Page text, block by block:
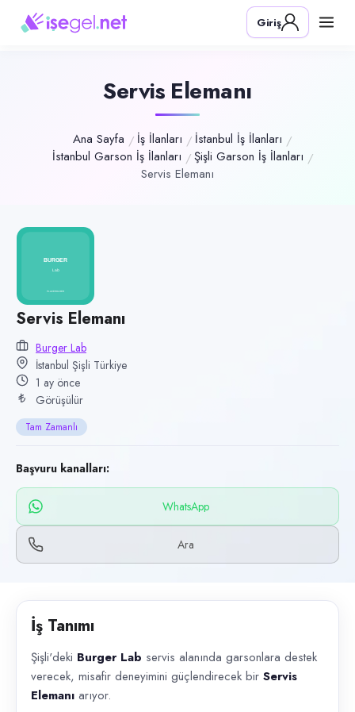
Pozisyon
Servis Elemanı
Yiyecek & İçecek (Restoran/Cafe)
Tam Zamanlı · Ofis
Yayın tarihi
19 Haziran 2026
Son geçerlilik
17 Eylül 2026
Başvuru kanalları
WhatsApp, Telefon
İlan açıklaması
Giriş
Servis Elemanı
Ana Sayfa İş İlanları
İstanbul İş İlanları
İstanbul Garson İş İlanları
Şişli Garson İş İlanları
Servis Elemanı
Servis Elemanı
Burger Lab
İstanbul Şişli Türkiye
1 ay önce
Görüşülür
Tam Zamanlı
Başvuru kanalları:
WhatsApp
Ara
İş Tanımı
Şişli'deki Burger Lab servis alanında garsonlara destek
verecek, misafir deneyimini güçlendirecek bir Servis
Elemanı arıyor.